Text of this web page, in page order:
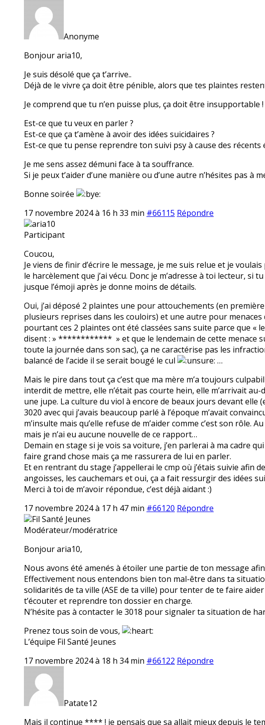
Anonyme
Bonjour aria10,
Je suis désolé que ça t’arrive..
Déjà de le vivre ça doit être pénible, alors que tes plaintes
Je comprend que tu n’en puisse plus, ça doit être insupportable !
Est-ce que tu veux en parler ?
Est-ce que ça t’amène à avoir des idées suicidaires ?
Est-ce que tu pense reprendre ton suivi psy à cause des récents
Je me sens assez démuni face à ta souffrance.
Si je peux t’aider d’une manière ou d’une autre n’hésites pas à
Bonne soirée
17 novembre 2024 à 16 h 33 min #66115 Répondre
aria10
Participant
Coucou,
Je viens de finir d’écrire le message, je me suis relue et je
le harcèlement que j’ai vécu. Donc je m’adresse à toi lecteur,
jusque l’émoji après je donne moins de détails.
Oui, j’ai déposé 2 plaintes une pour attouchements (en
plusieurs reprises dans les couloirs) et une autre pour
pourtant ces 2 plaintes ont été classées sans suite parce que «
disent : » ************ » et que le lendemain de cette menace
toute la journée dans son sac), ça ne caractérise pas les
balancé de l’acide il se serait bougé le cul
…
Mais le pire dans tout ça c’est que ma mère m’a toujours
interdit de mettre, elle n’était pas courte hein, elle m’arrivait
une jupe. La culture du viol à encore de beaux jours devant elle
3020 avec qui j’avais beaucoup parlé à l’époque m’avait
m’insulte mais qu’elle refuse de m’aider comme c’est son
mais je n’ai eu aucune nouvelle de ce rapport…
Demain en stage si je vois sa voiture, j’en parlerai à ma cadre
faire grand chose mais ça me rassurera de lui en parler.
Et en rentrant du stage j’appellerai le cmp où j’étais suivie
angoisses, les cauchemars et oui, ça a fait ressurgir des idées
Merci à toi de m’avoir répondue, c’est déjà aidant :)
17 novembre 2024 à 17 h 47 min #66120 Répondre
Fil Santé Jeunes
Modérateur/modératrice
Bonjour aria10,
Nous avons été amenés à étoiler une partie de ton message
Effectivement nous entendons bien ton mal-être dans ta
solidarités de ta ville (ASE de ta ville) pour tenter de te faire
t’écouter et reprendre ton dossier en charge.
N’hésite pas à contacter le 3018 pour signaler ta situation de
Prenez tous soin de vous,
L’équipe Fil Santé Jeunes
17 novembre 2024 à 18 h 34 min #66122 Répondre
Patate12
Mais il continue **** ! je pensais que sa allait mieux depuis le